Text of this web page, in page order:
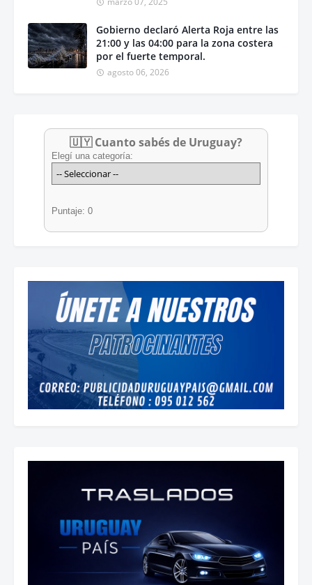
Gobierno declaró Alerta Roja entre las
21:00 y las 04:00 para la zona costera
por el fuerte temporal.
agosto 06, 2026
🇺🇾 Cuanto sabés de Uruguay?
Elegí una categoría:
Puntaje: 0